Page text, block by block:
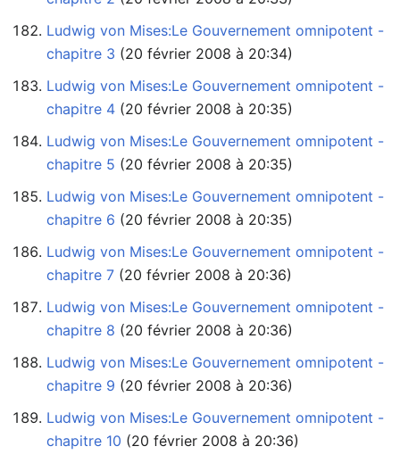
Ludwig von Mises:Le Gouvernement omnipotent -
chapitre 3 ‏‎ (20 février 2008 à 20:34)
Ludwig von Mises:Le Gouvernement omnipotent -
chapitre 4 ‏‎ (20 février 2008 à 20:35)
Ludwig von Mises:Le Gouvernement omnipotent -
chapitre 5 ‏‎ (20 février 2008 à 20:35)
Ludwig von Mises:Le Gouvernement omnipotent -
chapitre 6 ‏‎ (20 février 2008 à 20:35)
Ludwig von Mises:Le Gouvernement omnipotent -
chapitre 7 ‏‎ (20 février 2008 à 20:36)
Ludwig von Mises:Le Gouvernement omnipotent -
chapitre 8 ‏‎ (20 février 2008 à 20:36)
Ludwig von Mises:Le Gouvernement omnipotent -
chapitre 9 ‏‎ (20 février 2008 à 20:36)
Ludwig von Mises:Le Gouvernement omnipotent -
chapitre 10 ‏‎ (20 février 2008 à 20:36)